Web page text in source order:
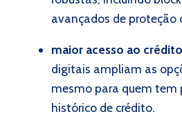
avançados de proteção
maior acesso ao crédito
digitais ampliam as
mesmo para quem tem
histórico de crédito.